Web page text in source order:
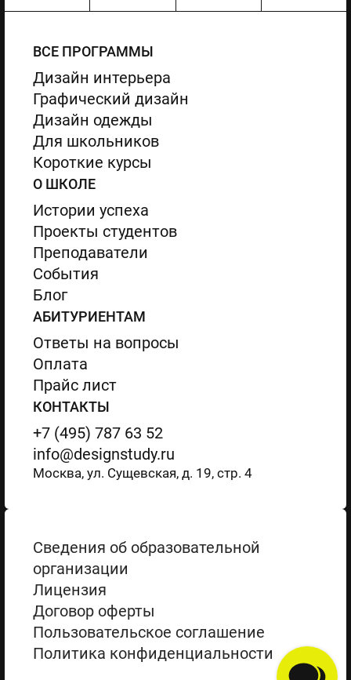
ВСЕ ПРОГРАММЫ
Дизайн интерьера
Графический дизайн
Дизайн одежды
Для школьников
Короткие курсы
О ШКОЛЕ
Истории успеха
Проекты студентов
Преподаватели
События
Блог
АБИТУРИЕНТАМ
Ответы на вопросы
Оплата
Прайс лист
КОНТАКТЫ
+7 (495) 787 63 52
info@designstudy.ru
Москва, ул. Сущевская, д. 19, стр. 4
Сведения об образовательной
организации
Лицензия
Договор оферты
Пользовательское соглашение
Политика конфиденциальности